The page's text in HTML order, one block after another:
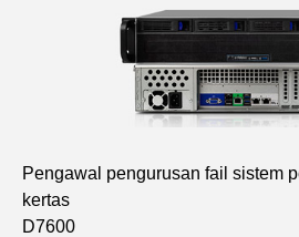
Pengawal pengurusan fail sistem
kertas
D7600